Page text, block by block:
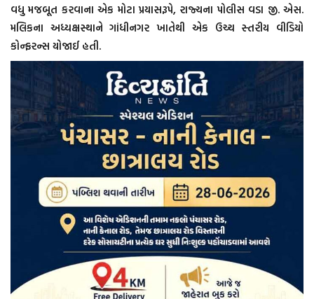
વધુ મજબૂત કરવાના એક મોટા પ્રયાસરૂપે, રાજ્યના પોલીસ વડા જી. એસ.
મલિકના અધ્યક્ષસ્થાને ગાંધીનગર ખાતેથી એક ઉચ્ચ સ્તરીય વીડિયો
કોન્ફરન્સ યોજાઈ હતી.